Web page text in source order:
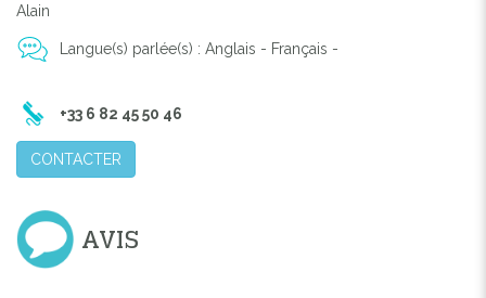
Alain
Langue(s) parlée(s) : Anglais - Français -
+33 6 82 45 50 46
CONTACTER
AVIS